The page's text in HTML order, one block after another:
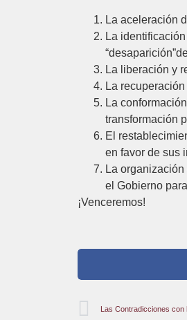
La aceleración
La
La liberación y
La
La
transformación
El
en favor de sus
La
el Gobierno
¡Venceremos!
Las Contradicciones con